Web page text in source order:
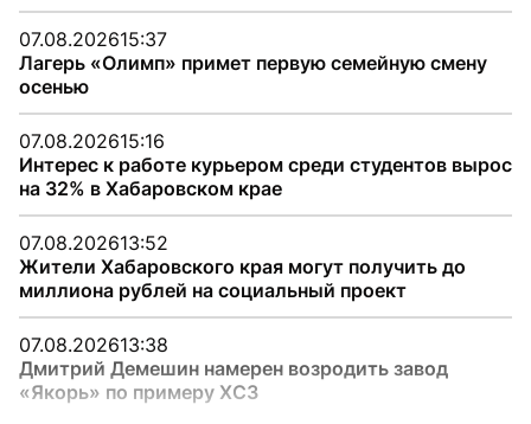
07.08.202615:37
Лагерь «Олимп» примет первую семейную смену
осенью
07.08.202615:16
Интерес к работе курьером среди студентов вырос
на 32% в Хабаровском крае
07.08.202613:52
Жители Хабаровского края могут получить до
миллиона рублей на социальный проект
07.08.202613:38
Дмитрий Демешин намерен возродить завод
«Якорь» по примеру ХСЗ